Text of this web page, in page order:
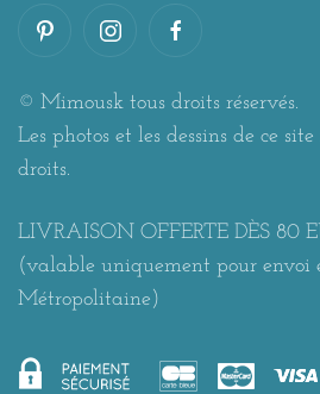
© Mimousk tous droits réservés.
Les photos et les dessins de ce
droits.
LIVRAISON OFFERTE DÈS 80
(valable uniquement pour envoi
Métropolitaine)